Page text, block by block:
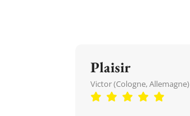
Plaisir
Victor (Cologne, Allemagne)